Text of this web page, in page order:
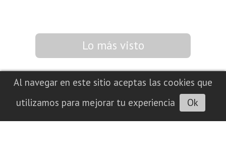
Lo más visto
Al navegar en este sitio aceptas las cookies que
utilizamos para mejorar tu experiencia
Ok